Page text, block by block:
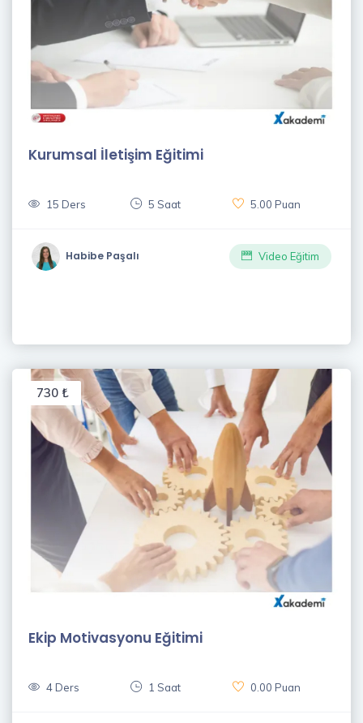
Kurumsal İletişim Eğitimi
15 Ders 5 Saat 5.00 Puan
Habibe Paşalı Video Eğitim
730 ₺
Ekip Motivasyonu Eğitimi
4 Ders 1 Saat 0.00 Puan